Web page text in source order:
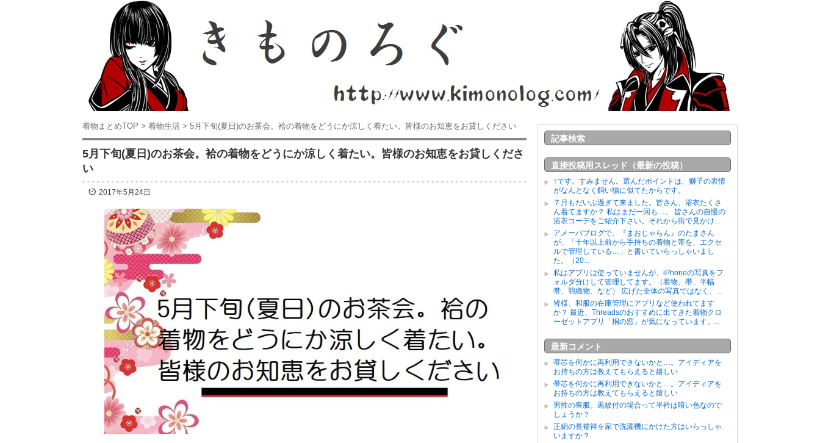
着物まとめTOP > 着物生活 > 5月下旬(夏日)のお茶会。袷の着物をどうにか涼しく着たい。皆様のお知恵をお貸しください
5月下旬(夏日)のお茶会。袷の着物をどうにか涼しく着たい。皆様のお知恵をお貸しくださ
い
2017年5月24日
記事検索
直接投稿用スレッド（最新の投稿）
↑です。すみません。選んだポイントは、獅子の表情
がなんとなく飼い猫に似てたからです。
７月もだいぶ過ぎて来ました。皆さん、浴衣たくさ
ん着てますか？ 私はまだ一回も…。 皆さんの自慢の
浴衣コーデをご紹介下さい。それから街で見かけ...
アメーバブログで、『まおじゃらん』のたまさん
が、「十年以上前から手持ちの着物と帯を、エクセ
ルで管理している…」と書いていらっしゃいまし
た。（20...
私はアプリは使っていませんが、iPhoneの写真をフ
ォルダ分けして管理してます。（着物、帯、半幅
帯、羽織物、など） 広げた全体の写真ではなく、...
皆様、和服の在庫管理にアプリなど使われてます
か？ 最近、Threadsのおすすめに出てきた着物クロ
ーゼットアプリ「桐の窓」が気になっています。...
最新コメント
帯芯を何かに再利用できないかと…。アイディアを
お持ちの方は教えてもらえると嬉しい
帯芯を何かに再利用できないかと…。アイディアを
お持ちの方は教えてもらえると嬉しい
男性の喪服。黒紋付の場合って半衿は暗い色なので
しょうか？
正絹の長襦袢を家で洗濯機にかけた方はいらっしゃ
いますか？